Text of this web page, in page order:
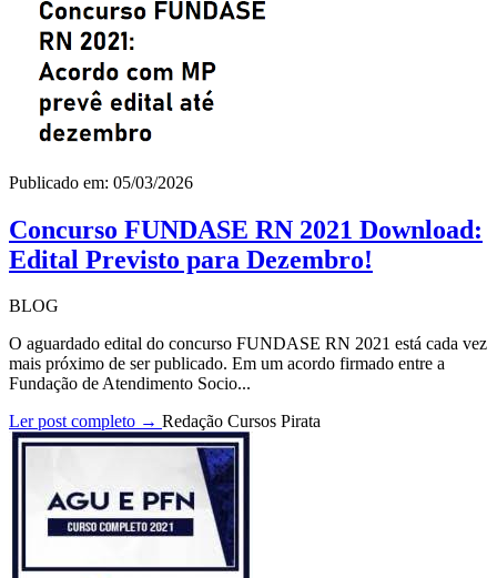
Publicado em: 05/03/2026
Concurso FUNDASE RN 2021 Download:
Edital Previsto para Dezembro!
BLOG
O aguardado edital do concurso FUNDASE RN 2021 está cada vez
mais próximo de ser publicado. Em um acordo firmado entre a
Fundação de Atendimento Socio...
Ler post completo → Redação Cursos Pirata